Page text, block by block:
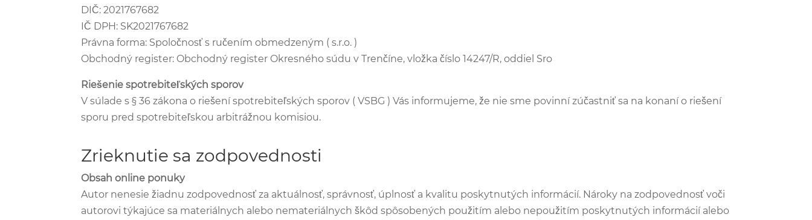
DIČ: 2021767682
IČ DPH: SK2021767682
Právna forma: Spoločnosť s ručením obmedzeným ( s.r.o. )
Obchodný register: Obchodný register Okresného súdu v Trenčíne, vložka číslo 14247/R, oddiel Sro
Riešenie spotrebiteľských sporov
V súlade s § 36 zákona o riešení spotrebiteľských sporov ( VSBG ) Vás informujeme, že nie sme povinní zúčastniť sa na konaní o riešení
sporu pred spotrebiteľskou arbitrážnou komisiou.
Zrieknutie sa zodpovednosti
Obsah online ponuky
Autor nenesie žiadnu zodpovednosť za aktuálnosť, správnosť, úplnosť a kvalitu poskytnutých informácií. Nároky na zodpovednosť voči
autorovi týkajúce sa materiálnych alebo nemateriálnych škôd spôsobených použitím alebo nepoužitím poskytnutých informácií alebo